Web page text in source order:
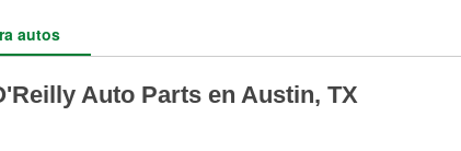
autos
Auto Parts en Austin, TX